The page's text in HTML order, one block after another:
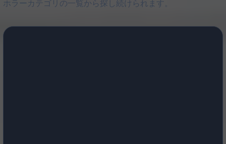
ホラーカテゴリの一覧から探し続けられます。